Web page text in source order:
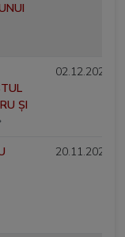
ȘI
02.12.2025
20.11.2025